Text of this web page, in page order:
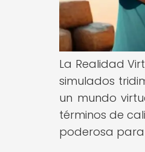
La Realidad
simulados
un mundo
términos de
poderosa